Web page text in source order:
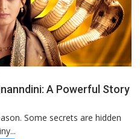
A Powerful Story
Some secrets are hidden